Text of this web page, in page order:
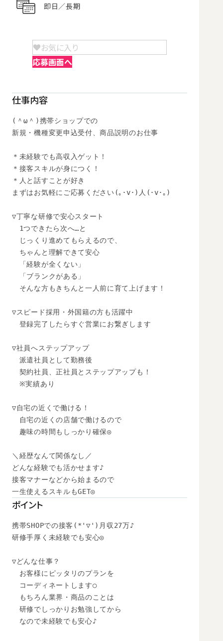
即日／長期
お気に入り
応募画面へ
仕事内容
(＾ω＾)携帯ショップでの
新規・機種変更申込受付、商品説明のお仕事
＊未経験でも高収入ゲット！
＊接客スキルが身につく！
＊人と話すことが好き
まずはお気軽にご応募ください(｡･v･)人(･v･｡)
▽丁寧な研修で安心スタート
1つできたら次へ…と
じっくり進めてもらえるので、
ちゃんと理解できて安心
「経験が全くない」
「ブランクがある」
そんな方もきちんと一人前に育て上げます！
▽スピード採用・外国籍の方も活躍中
登録完了したらすぐ営業にお繋ぎします
▽社員へステップアップ
派遣社員として勤務後
契約社員、正社員とステップアップも！
※実績あり
▽自宅の近くで働ける！
自宅の近くの店舗で働けるので
趣味の時間もしっかり確保◎
＼経歴なんて関係なし／
どんな経験でも活かせます♪
接客マナーなどから始まるので
一生使えるスキルもGET◎
ポイント
携帯SHOPでの接客(*'▽')月収27万♪
研修手厚く未経験でも安心◎
▽どんな仕事？
お客様にピッタリのプランを
コーディネートします○
もちろん業界・商品のことは
研修でしっかりお勉強してから
なので未経験でも安心♪